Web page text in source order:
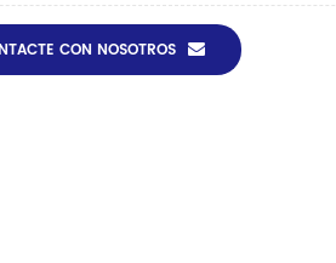
CON NOSOTROS